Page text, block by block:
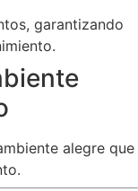
garantizando
alegre que